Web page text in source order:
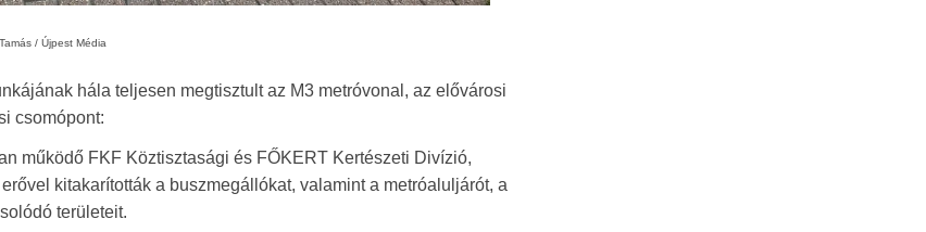
/ Újpest Média
hála teljesen megtisztult az M3 metróvonal, az elővárosi
csomópont:
működő FKF Köztisztasági és FŐKERT Kertészeti Divízió,
kitakarították a buszmegállókat, valamint a metróaluljárót, a
területeit.